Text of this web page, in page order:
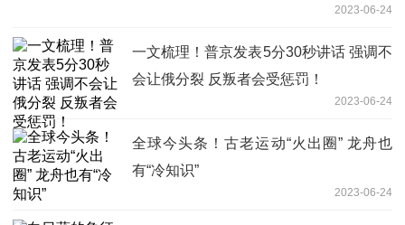
2023-06-24
一文梳理！普京发表5分30秒讲话 强调不
会让俄分裂 反叛者会受惩罚！
2023-06-24
全球今头条！古老运动“火出圈” 龙舟也
有“冷知识”
2023-06-24